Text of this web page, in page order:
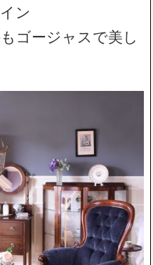
ン
ゴージャスで美し